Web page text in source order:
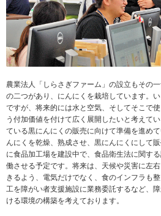
農業法人「しらさぎファーム」の設立もその
の二つがあり、にんにくを栽培しています。
ですが、将来的には水と空気、そしてそこで
う付加価値を付けて広く展開したいと考えて
ている黒にんにくの販売に向けて準備を進め
んにくを乾燥、熟成させ、黒にんにくにして
に食品加工場を建設中で、食品衛生法に関す
働させる予定です。将来は、天候や災害に左
きるよう、電気だけでなく、食のインフラも
工を障がい者支援施設に業務委託するなど、
ける環境の構築を考えております。